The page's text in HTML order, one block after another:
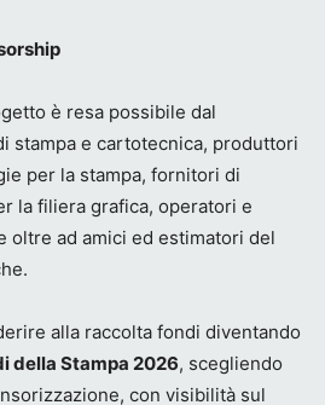
è resa possibile dal
stampa e cartotecnica, produttori
per la stampa, fornitori di
la filiera grafica, operatori e
oltre ad amici ed estimatori del
alla raccolta fondi diventando
della Stampa 2026, scegliendo
con visibilità sul